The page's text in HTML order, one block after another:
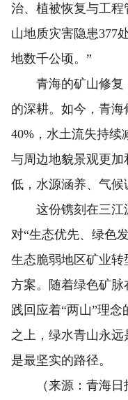
治、植被恢复与工
山地质灾害隐患377
地数千公顷。”
青海的矿山修复
的深耕。如今，青
40%，水土流失持续
与周边地貌景观更
低，水源涵养、气候
这份镌刻在三江
对“生态优先、绿色
生态脆弱地区矿业
方案。随着绿色矿
践回应着“两山”理
之上，绿水青山永
是最坚实的路径。
（来源：青海日